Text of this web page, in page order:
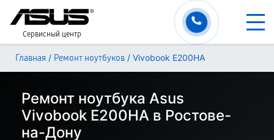
Сервисный центр
Главная / Ремонт ноутбуков / Vivobook E200HA
Ремонт ноутбука Asus
Vivobook E200HA в Ростове-
на-Дону